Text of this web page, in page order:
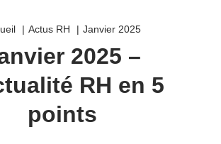
Actus RH Janvier 2025
2025 –
RH en 5
points